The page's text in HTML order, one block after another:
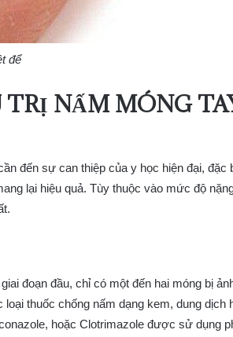
để
NẤM MÓNG
đến sự can thiệp của y học hiện đại, đặc
lại hiệu quả. Tùy thuộc vào mức độ
đoạn đầu, chỉ có một đến hai móng bị
thuốc chống nấm dạng kem, dung
hoặc Clotrimazole được sử dụng